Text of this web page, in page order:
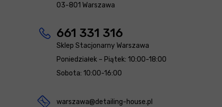
03-801 Warszawa
661 331 316
Sklep Stacjonarny Warszawa
Poniedziałek – Piątek: 10:00-18:00
Sobota: 10:00-16:00
warszawa@detailing-house.pl